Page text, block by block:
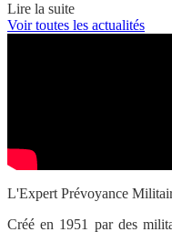
Lire la suite
Voir toutes les actualités
L'Expert Prévoyance
Créé en 1951 par des